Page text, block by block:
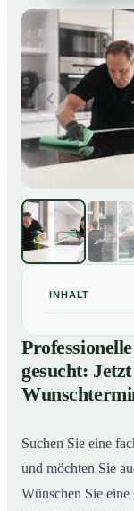
INHALT
01
Jetzt
buchen
02So läuft eine
gesucht:
Suchen Sie eine
und möchten Sie
Wünschen Sie